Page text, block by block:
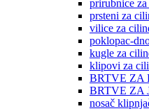
prirubnice
prsteni za
vilice za
poklopac-
kugle za
klipovi za
BRTVE ZA
BRTVE ZA
nosač